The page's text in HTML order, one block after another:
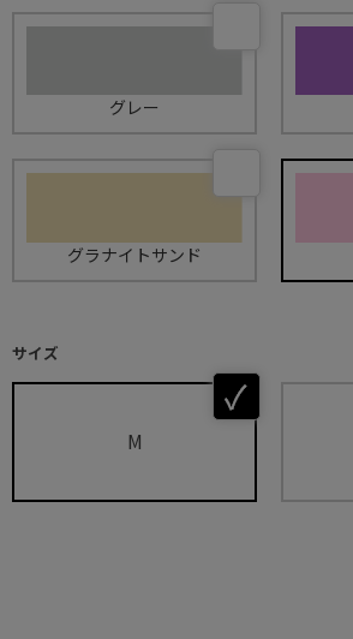
グレー
グラナイトサンド
サイズ
M